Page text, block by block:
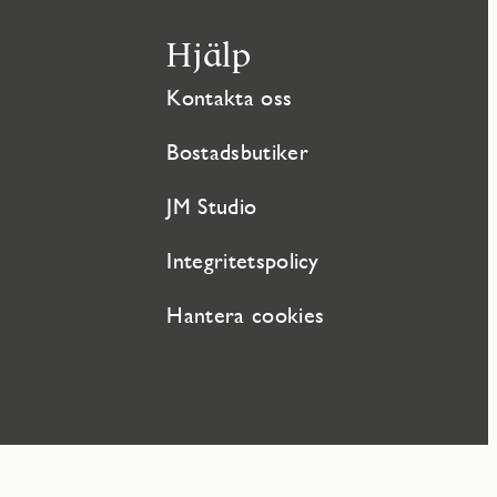
Hjälp
Kontakta oss
Bostadsbutiker
JM Studio
Integritetspolicy
Hantera cookies